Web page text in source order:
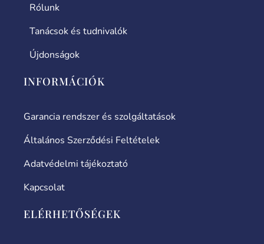
Rólunk
Tanácsok és tudnivalók
Újdonságok
INFORMÁCIÓK
Garancia rendszer és szolgáltatások
Általános Szerződési Feltételek
Adatvédelmi tájékoztató
Kapcsolat
ELÉRHETŐSÉGEK